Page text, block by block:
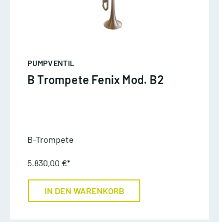
PUMPVENTIL
B Trompete Fenix Mod. B2
B-Trompete
5.830,00 €*
IN DEN WARENKORB